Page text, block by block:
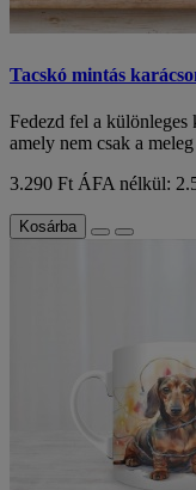
Tacskó mintás
Fedezd fel a
amely nem csak a
3.290 Ft ÁFA nélkül:
Kosárba